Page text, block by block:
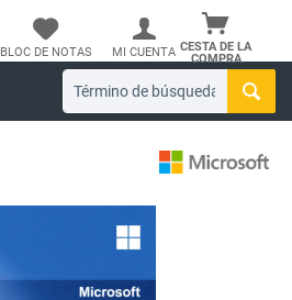
CESTA DE LA
COMPRA
BLOC DE NOTAS MI CUENTA